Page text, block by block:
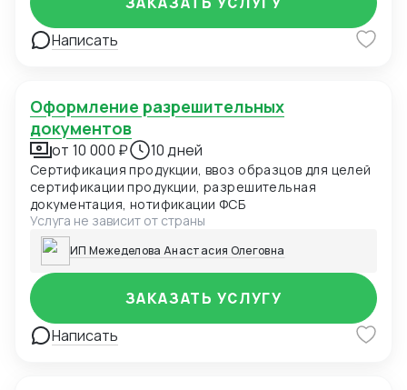
Написать
Оформление разрешительных
документов
от 10 000 ₽ 10 дней
Сертификация продукции, ввоз образцов для целей
сертификации продукции, разрешительная
документация, нотификации ФСБ
Услуга не зависит от страны
ИП Межеделова Анастасия Олеговна
Написать
ЗАКАЗАТЬ УСЛУГУ